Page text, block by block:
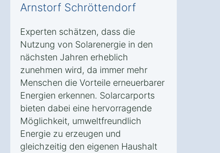
Arnstorf Schröttendorf
Experten schätzen, dass die
Nutzung von Solarenergie in den
nächsten Jahren erheblich
zunehmen wird, da immer mehr
Menschen die Vorteile erneuerbarer
Energien erkennen. Solarcarports
bieten dabei eine hervorragende
Möglichkeit, umweltfreundlich
Energie zu erzeugen und
gleichzeitig den eigenen Haushalt